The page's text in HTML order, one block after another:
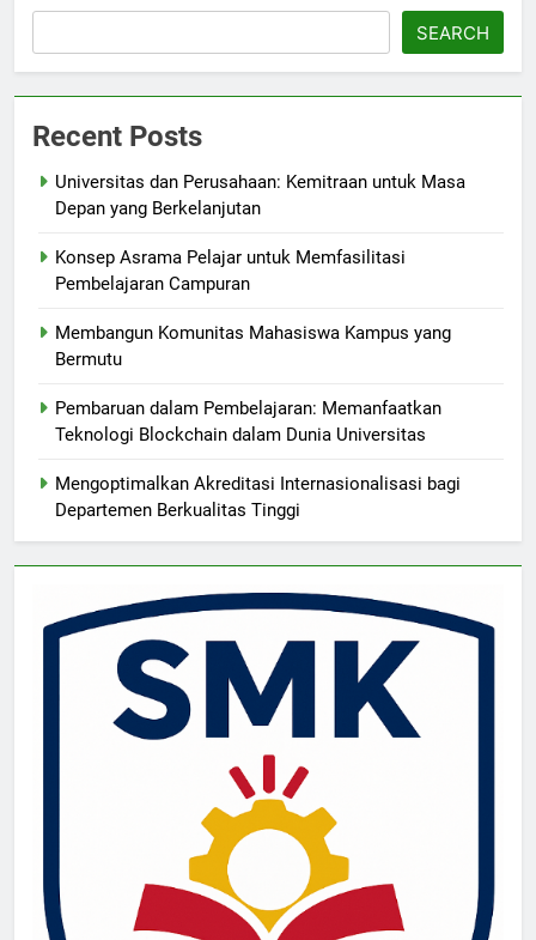
SEARCH
Recent Posts
Universitas dan Perusahaan: Kemitraan untuk Masa
Depan yang Berkelanjutan
Konsep Asrama Pelajar untuk Memfasilitasi
Pembelajaran Campuran
Membangun Komunitas Mahasiswa Kampus yang
Bermutu
Pembaruan dalam Pembelajaran: Memanfaatkan
Teknologi Blockchain dalam Dunia Universitas
Mengoptimalkan Akreditasi Internasionalisasi bagi
Departemen Berkualitas Tinggi